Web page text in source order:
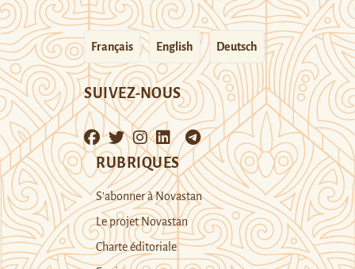
Français English Deutsch
SUIVEZ-NOUS
RUBRIQUES
S’abonner à Novastan
Le projet Novastan
Charte éditoriale